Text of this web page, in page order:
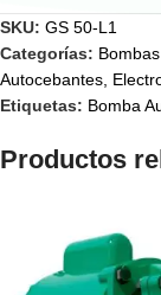
SKU: GS 50-L1
Categorías:
Autocebantes,
Etiquetas: Bomba
Productos